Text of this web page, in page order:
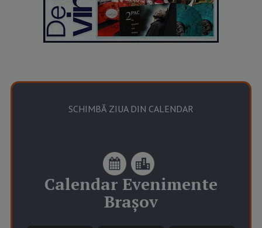
SCHIMBĂ ZIUA DIN CALENDAR
Calendar Evenimente
Brașov